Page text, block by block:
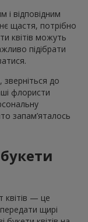
і відповідним
щастя, потрібно
квітів можуть
підібрати
зверніться до
флористи
запам’яталось
квітів — це
щирі